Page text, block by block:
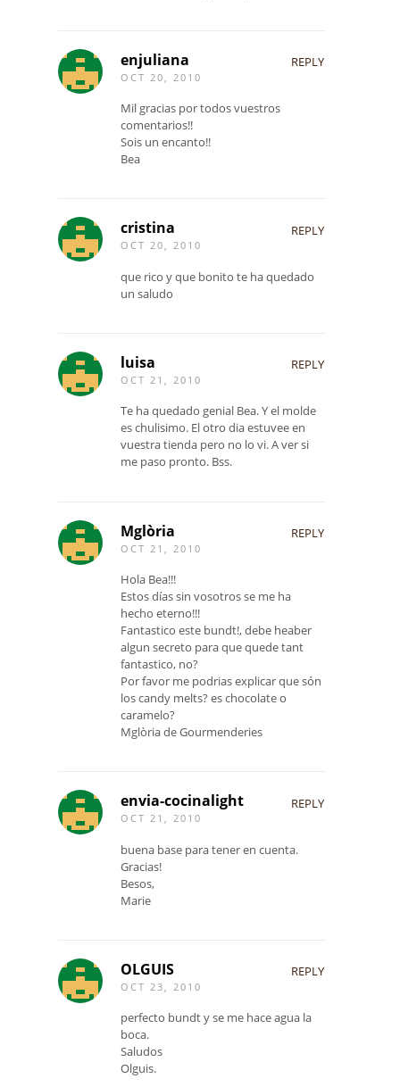
enjuliana
OCT 20, 2010
REPLY
Mil gracias por todos vuestros
comentarios!!
Sois un encanto!!
Bea
cristina
OCT 20, 2010
REPLY
que rico y que bonito te ha quedado
un saludo
luisa
OCT 21, 2010
REPLY
Te ha quedado genial Bea. Y el molde
es chulisimo. El otro dia estuvee en
vuestra tienda pero no lo vi. A ver si
me paso pronto. Bss.
Mglòria
OCT 21, 2010
REPLY
Hola Bea!!!
Estos días sin vosotros se me ha
hecho eterno!!!
Fantastico este bundt!, debe heaber
algun secreto para que quede tant
fantastico, no?
Por favor me podrias explicar que són
los candy melts? es chocolate o
caramelo?
Mglòria de Gourmenderies
envia-cocinalight
OCT 21, 2010
REPLY
buena base para tener en cuenta.
Gracias!
Besos,
Marie
OLGUIS
OCT 23, 2010
REPLY
perfecto bundt y se me hace agua la
boca.
Saludos
Olguis.